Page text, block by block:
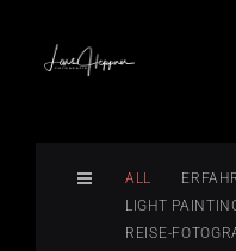
ALL
LIGHT
REISE-